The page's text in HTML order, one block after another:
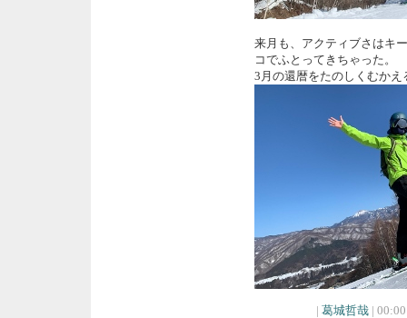
来月も、アクティブさはキ
コでふとってきちゃった。
3月の還暦をたのしくむか
| 葛城哲哉|